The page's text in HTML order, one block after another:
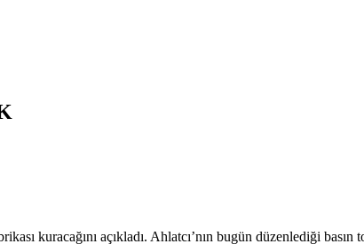
kuracağını açıkladı. Ahlatcı’nın bugün düzenlediği